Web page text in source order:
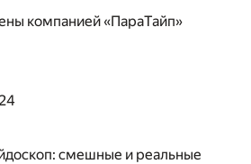
компанией «ПараТайп»
смешные и реальные